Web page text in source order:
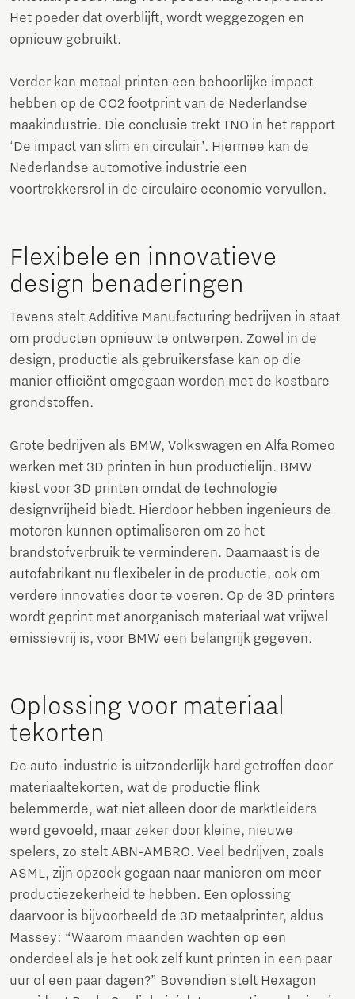
Het poeder dat overblijft, wordt weggezogen en
opnieuw gebruikt.
Verder kan metaal printen een behoorlijke impact
hebben op de CO2 footprint van de Nederlandse
maak­industrie. Die conclusie trekt TNO in het rapport
‘De impact van slim en circulair’. Hiermee kan de
Nederlandse automotive industrie een
voortrekkersrol in de circulaire economie vervullen.
Flexibele en innovatieve
design benaderingen
Tevens stelt Additive Manufacturing bedrijven in staat
om producten opnieuw te ontwerpen. Zowel in de
design, productie als gebruikersfase kan op die
manier efficiënt omgegaan worden met de kostbare
grondstoffen.
Grote bedrijven als BMW, Volks­wagen en Alfa Romeo
werken met 3D printen in hun productielijn. BMW
kiest voor 3D printen omdat de technologie
designvrijheid biedt. Hierdoor hebben ingenieurs de
motoren kunnen optimaliseren om zo het
brandstofverbruik te verminderen. Daarnaast is de
autofabrikant nu flexibeler in de productie, ook om
verdere innovaties door te voeren. Op de 3D printers
wordt geprint met anorganisch materiaal wat vrijwel
emissievrij is, voor BMW een belangrijk gegeven.
Oplossing voor materiaal
tekorten
De auto-industrie is uitzonderlijk hard getroffen door
materiaaltekorten, wat de productie flink
belemmerde, wat niet alleen door de marktleiders
werd gevoeld, maar zeker door kleine, nieuwe
spelers, zo stelt ABN-AMBRO. Veel bedrijven, zoals
ASML, zijn opzoek gegaan naar manieren om meer
productiezekerheid te hebben. Een oplossing
daarvoor is bijvoorbeeld de 3D metaalprinter, aldus
Massey: “Waarom maanden wachten op een
onderdeel als je het ook zelf kunt printen in een paar
uur of een paar dagen?” Bovendien stelt Hexagon